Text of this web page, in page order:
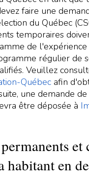
faire une
du Québec
temporaires
de l'expérience
régulier de
Veuillez
Québec afin
une demande
être déposée à
et
habitant en